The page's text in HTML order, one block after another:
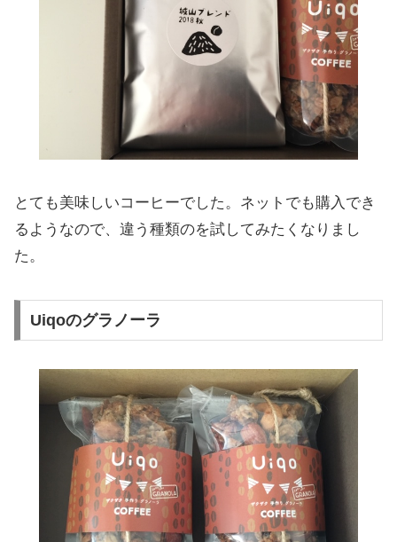
とても美味しいコーヒーでした。ネットでも購入でき
るようなので、違う種類のを試してみたくなりまし
た。
Uiqoのグラノーラ